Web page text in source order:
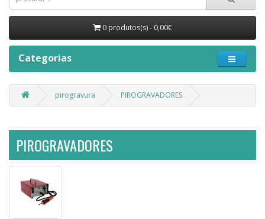
0 produtos(s) - 0,00€
Categorias
pirogravura PIROGRAVADORES
PIROGRAVADORES